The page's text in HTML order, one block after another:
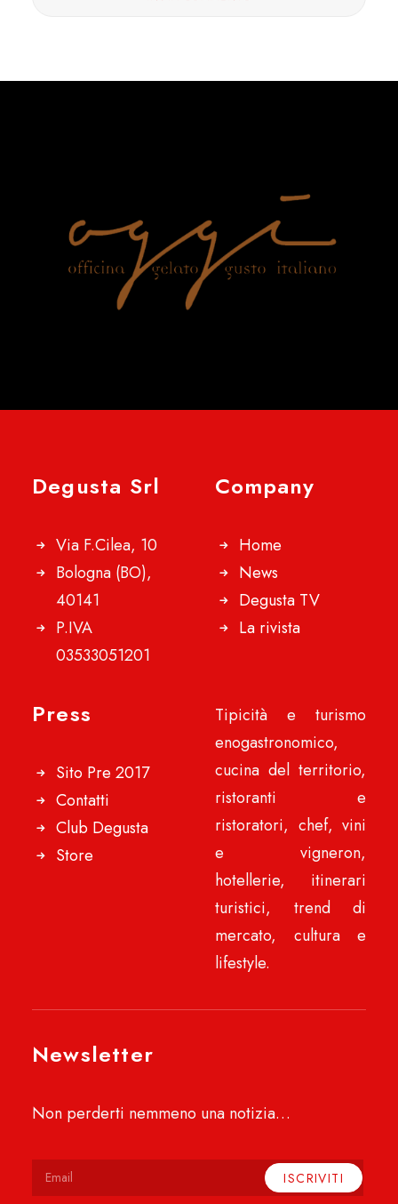
Degusta Srl
Via F.Cilea, 10
Bologna (BO),
40141
P.IVA
03533051201
Company
Home
News
Degusta TV
La rivista
Press
Sito Pre 2017
Contatti
Club Degusta
Store
Tipicità e turismo
enogastronomico,
cucina del territorio,
ristoranti e
ristoratori, chef, vini
e vigneron,
hotellerie, itinerari
turistici, trend di
mercato, cultura e
lifestyle.
Newsletter
Non perderti nemmeno una notizia…